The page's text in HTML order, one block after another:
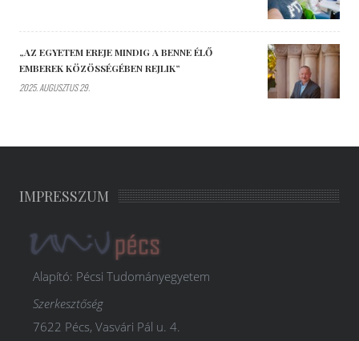
„AZ EGYETEM EREJE MINDIG A BENNE ÉLŐ
EMBEREK KÖZÖSSÉGÉBEN REJLIK”
2025. AUGUSZTUS 29.
IMPRESSZUM
Alapító: Pécsi Tudományegyetem
Szerkesztőség
7622 Pécs, Vasvári Pál u. 4.